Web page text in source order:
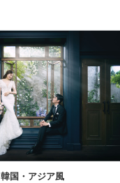
韓国・アジア風